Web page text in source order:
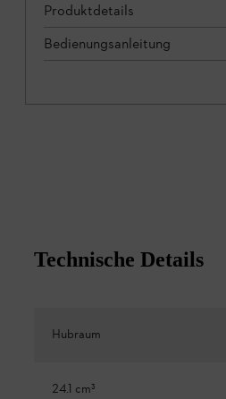
Produktdetails
Bedienungsanleitung
Technische Details
Hubraum
24.1 cm³